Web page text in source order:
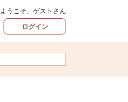
ようこそ、ゲストさん
ログイン